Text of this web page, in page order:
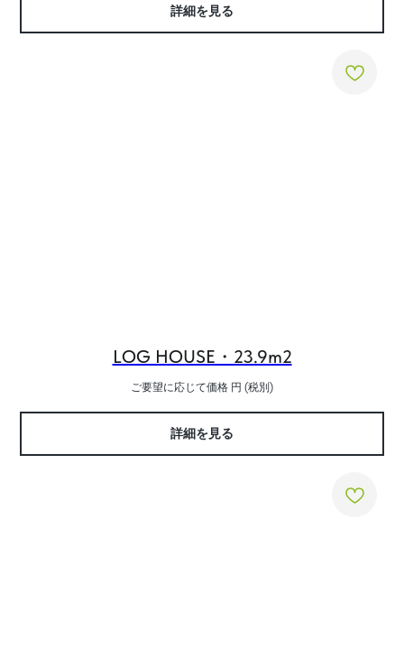
詳細を見る
LOG HOUSE・23.9m2
ご要望に応じて価格 円 (税別)
詳細を見る